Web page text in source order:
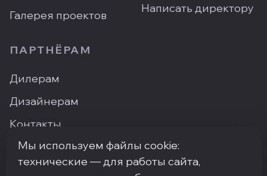
Галерея проектов
Написать директору
ПАРТНЁРАМ
Дилерам
Дизайнерам
Контакты
Где купить
Мы используем файлы cookie:
технические — для работы сайта,